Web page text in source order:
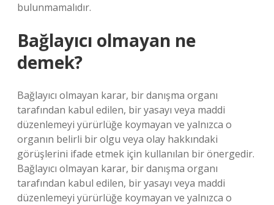
bulunmamalıdır.
Bağlayıcı olmayan ne
demek?
Bağlayıcı olmayan karar, bir danışma organı
tarafından kabul edilen, bir yasayı veya maddi
düzenlemeyi yürürlüğe koymayan ve yalnızca o
organın belirli bir olgu veya olay hakkındaki
görüşlerini ifade etmek için kullanılan bir önergedir.
Bağlayıcı olmayan karar, bir danışma organı
tarafından kabul edilen, bir yasayı veya maddi
düzenlemeyi yürürlüğe koymayan ve yalnızca o